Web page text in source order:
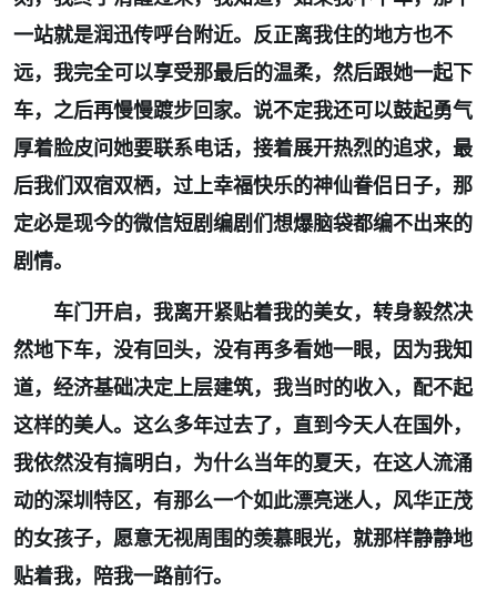
一站就是润迅传呼台附近。反正离我住的地方也不
远，我完全可以享受那最后的温柔，然后跟她一起下
车，之后再慢慢踱步回家。说不定我还可以鼓起勇气
厚着脸皮问她要联系电话，接着展开热烈的追求，最
后我们双宿双栖，过上幸福快乐的神仙眷侣日子，那
定必是现今的微信短剧编剧们想爆脑袋都编不出来的
剧情。
车门开启，我离开紧贴着我的美女，转身毅然决
然地下车，没有回头，没有再多看她一眼，因为我知
道，经济基础决定上层建筑，我当时的收入，配不起
这样的美人。这么多年过去了，直到今天人在国外，
我依然没有搞明白，为什么当年的夏天，在这人流涌
动的深圳特区，有那么一个如此漂亮迷人，风华正茂
的女孩子，愿意无视周围的羡慕眼光，就那样静静地
贴着我，陪我一路前行。